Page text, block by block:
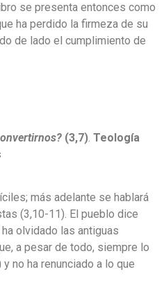
se presenta entonces como
ha perdido la firmeza de su
de lado el cumplimiento de
(3,7) Teología
más adelante se hablará
(3,10-11). El pueblo dice
olvidado las antiguas
a pesar de todo, siempre lo
no ha renunciado a lo que